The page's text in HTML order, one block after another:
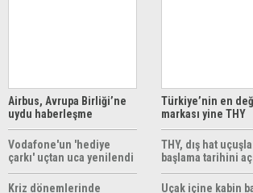
Airbus, Avrupa Birliği’ne
uydu haberleşme
çözümleri sunuyor
Vodafone'un 'hediye
çarkı' uçtan uca yenilendi
Kriz dönemlerinde
Türkiye’nin en
markası yine THY
THY, dış hat
başlama tarihini
Uçak içine kabin